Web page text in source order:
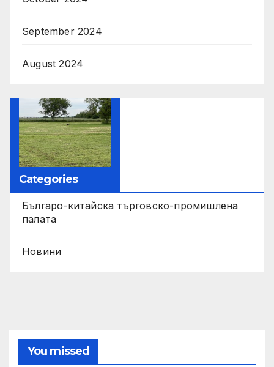
September 2024
August 2024
Categories
Българо-китайска търговско-промишлена
палата
Новини
You missed